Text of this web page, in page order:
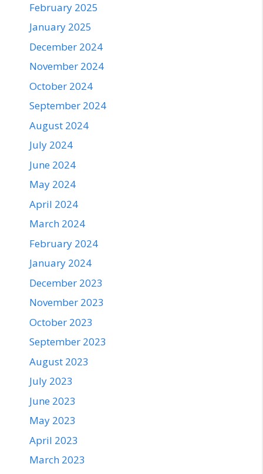
February 2025
January 2025
December 2024
November 2024
October 2024
September 2024
August 2024
July 2024
June 2024
May 2024
April 2024
March 2024
February 2024
January 2024
December 2023
November 2023
October 2023
September 2023
August 2023
July 2023
June 2023
May 2023
April 2023
March 2023